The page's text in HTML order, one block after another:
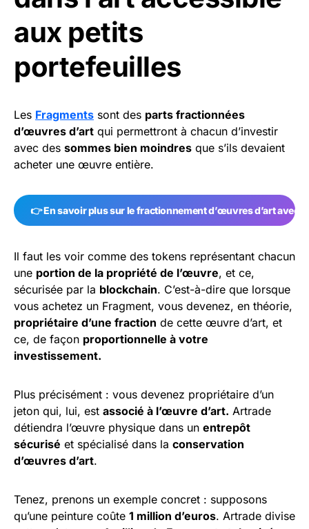
aux petits
portefeuilles
Les Fragments sont des parts fractionnées
d’œuvres d’art qui permettront à chacun d’investir
avec des sommes bien moindres que s’ils devaient
acheter une œuvre entière.
👉 En savoir plus sur le fractionnement d’œuvres d’art avec
Il faut les voir comme des tokens représentant chacun
une portion de la propriété de l’œuvre, et ce,
sécurisée par la blockchain. C’est-à-dire que lorsque
vous achetez un Fragment, vous devenez, en théorie,
propriétaire d’une fraction de cette œuvre d’art, et
ce, de façon proportionnelle à votre
investissement.
Plus précisément : vous devenez propriétaire d’un
jeton qui, lui, est associé à l’œuvre d’art. Artrade
détiendra l’œuvre physique dans un entrepôt
sécurisé et spécialisé dans la conservation
d’œuvres d’art.
Tenez, prenons un exemple concret : supposons
qu’une peinture coûte 1 million d’euros. Artrade divise